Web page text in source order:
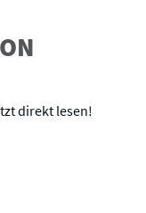
direkt lesen!